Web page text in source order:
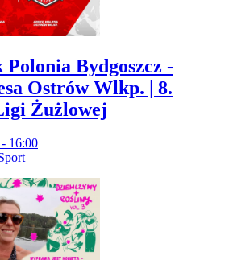
Bydgoszcz -
Ostrów Wlkp. | 8.
Żużlowej
16:00